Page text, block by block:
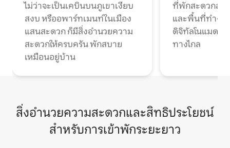
ไม่ว่าจะเป็นเคบินบนภูเขาเงียบ
สงบ หรืออพาร์ทเมนท์ในเมือง
แสนสะดวก ก็มีสิ่งอำนวยความ
สะดวกให้ครบครัน พักสบาย
เหมือนอยู่บ้าน
ที่พักสะดวกสบ
และพื้นที่ทำงา
ดิจิทัลโนแมดแ
ทางไกล
สิ่งอำนวยความสะดวกและสิทธิประโยชน์
สำหรับการเข้าพักระยะยาว